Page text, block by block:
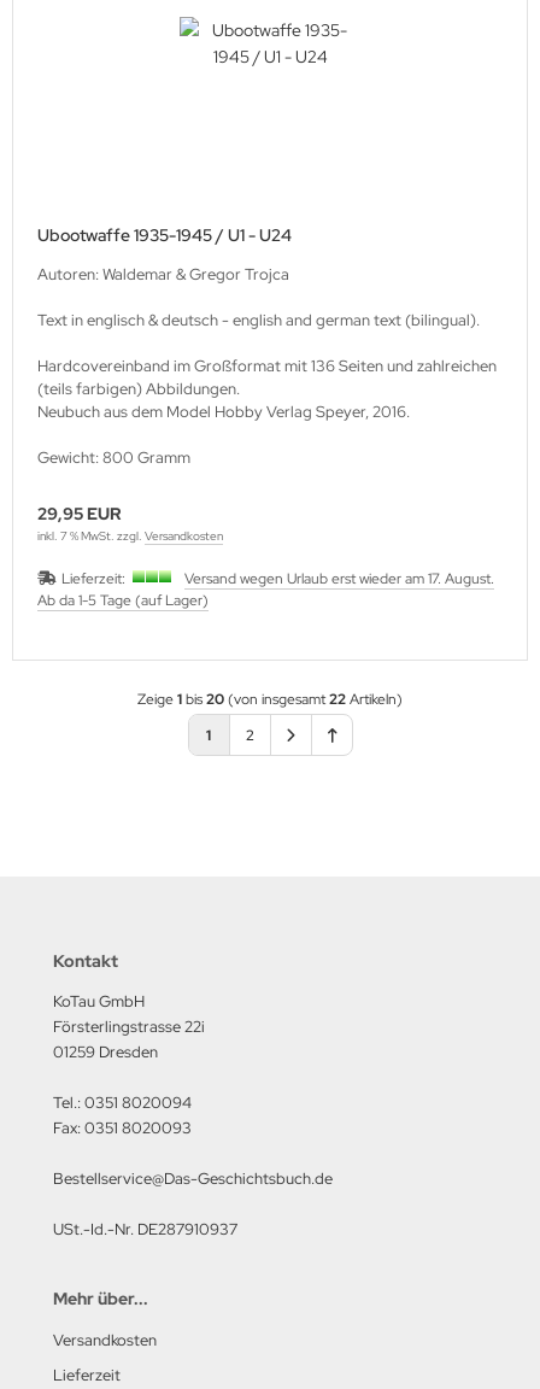
Ubootwaffe 1935-1945 / U1 - U24
Autoren: Waldemar & Gregor Trojca
Text in englisch & deutsch - english and german text (bilingual).
Hardcovereinband im Großformat mit 136 Seiten und zahlreichen
(teils farbigen) Abbildungen.
Neubuch aus dem Model Hobby Verlag Speyer, 2016.
Gewicht: 800 Gramm
29,95 EUR
inkl. 7 % MwSt. zzgl. Versandkosten
Lieferzeit:
Versand wegen Urlaub erst wieder am 17. August.
Ab da 1-5 Tage (auf Lager)
Zeige1bis20(von insgesamt22Artikeln)
1
2
Kontakt
KoTau GmbH
Försterlingstrasse 22i
01259 Dresden
Tel.: 0351 8020094
Fax: 0351 8020093
Bestellservice@Das-Geschichtsbuch.de
USt.-Id.-Nr. DE287910937
Mehr über...
Versandkosten
Lieferzeit